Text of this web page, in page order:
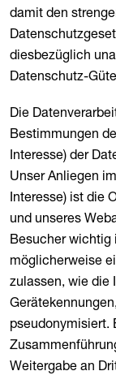
damit den
diesbezüglich
Datenschutz-
Die
Bestimmungen
Interesse) der
Unser Anliegen
Interesse) ist die
und unseres
Besucher wichtig
möglicherweise
zulassen, wie die
pseudonymisiert.
Weitergabe an